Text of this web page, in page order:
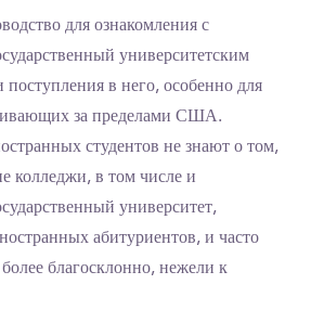
для ознакомления с
университетским
поступления в него, особенно для
за пределами США.
студентов не знают о том,
колледжи, в том числе и
университет,
абитуриентов, и часто
благосклонно, нежели к